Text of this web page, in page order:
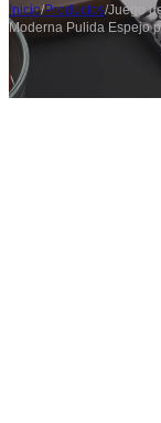
Inicio/Productos/Juego
Moderna Pulida Espejo